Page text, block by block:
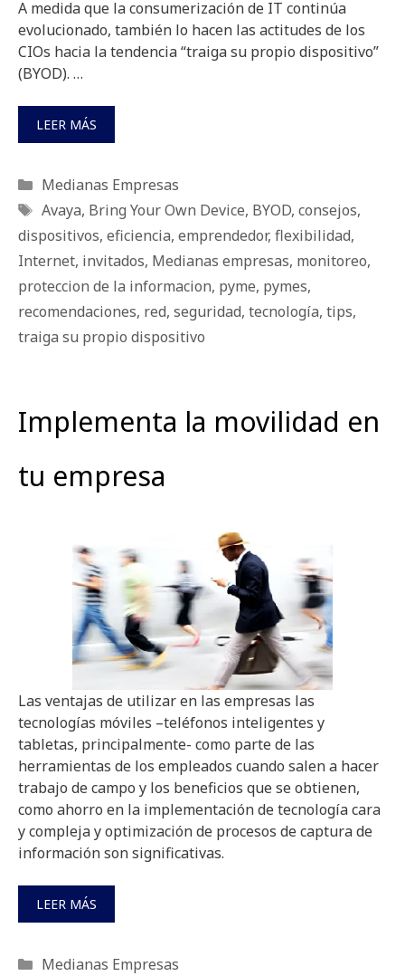
A medida que la consumerización de IT continúa
evolucionado, también lo hacen las actitudes de los
CIOs hacia la tendencia “traiga su propio dispositivo”
(BYOD). …
LEER MÁS
Categorías
Medianas Empresas
Etiquetas
Avaya, Bring Your Own Device, BYOD, consejos,
dispositivos, eficiencia, emprendedor, fle­xi­bi­li­dad,
Internet, invitados, Medianas empresas, monitoreo,
proteccion de la informacion, pyme, pymes,
recomendaciones, red, seguridad, tecnología, tips,
traiga su propio dispositivo
Implementa la movilidad en
tu empresa
Las ventajas de utilizar en las empresas las
tecnologías móviles –teléfonos inteligentes y
tabletas, principalmente- como parte de las
herramientas de los empleados cuando salen a hacer
trabajo de campo y los beneficios que se obtienen,
como ahorro en la implementación de tecnología cara
y compleja y optimización de procesos de captura de
información son significativas.
LEER MÁS
Categorías
Medianas Empresas